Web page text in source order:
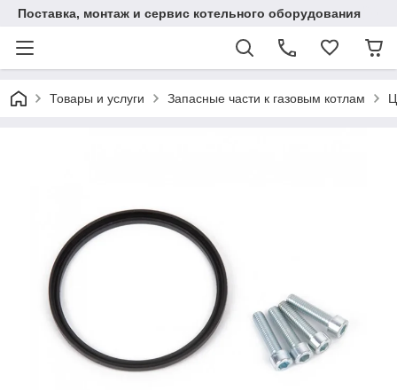
Поставка, монтаж и сервис котельного оборудования
Товары и услуги Запасные части к газовым котлам